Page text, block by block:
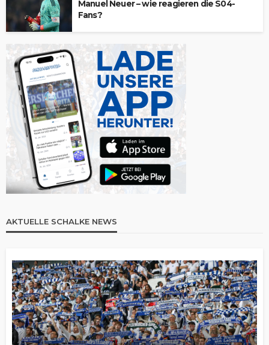
Manuel Neuer – wie reagieren die S04-
Fans?
AKTUELLE SCHALKE NEWS